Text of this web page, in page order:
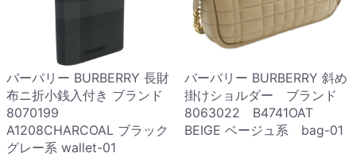
バーバリー BURBERRY 長財
布ニ折小銭入付き ブランド
8070199
A1208CHARCOAL ブラック
グレー系 wallet-01
バーバリー BURBERRY 斜め
掛けショルダー ブランド
8063022 B4741OAT
BEIGE ベージュ系 bag-01